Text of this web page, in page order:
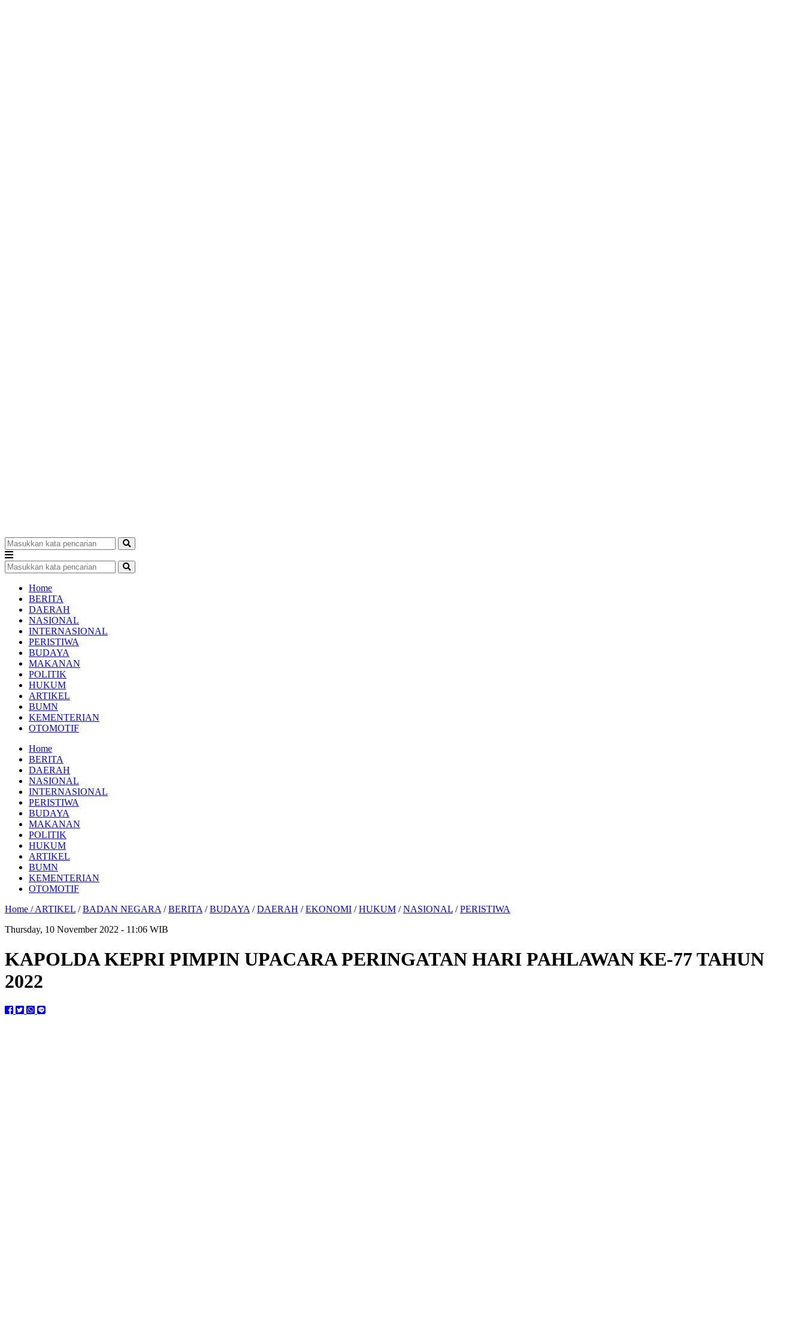
Home
BERITA
DAERAH
NASIONAL
INTERNASIONAL
PERISTIWA
BUDAYA
MAKANAN
POLITIK
HUKUM
ARTIKEL
BUMN
KEMENTERIAN
OTOMOTIF
Home
BERITA
DAERAH
NASIONAL
INTERNASIONAL
PERISTIWA
BUDAYA
MAKANAN
POLITIK
HUKUM
ARTIKEL
BUMN
KEMENTERIAN
OTOMOTIF
Home /ARTIKEL /BADAN NEGARA /BERITA /BUDAYA /DAERAH /EKONOMI /HUKUM /NASIONAL /PERISTIWA
Thursday, 10 November 2022 - 11:06 WIB
KAPOLDA KEPRI PIMPIN UPACARA PERINGATAN HARI PAHLAWAN KE-77 TAHUN
2022